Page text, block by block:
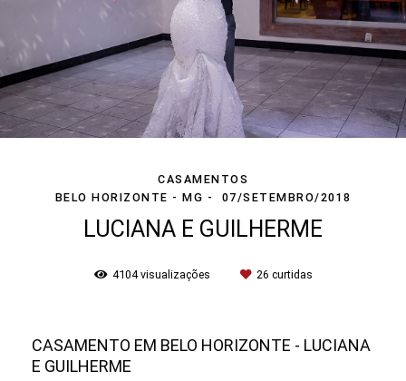
CASAMENTOS
BELO HORIZONTE - MG
07/SETEMBRO/2018
LUCIANA E GUILHERME
4104visualizações 26 curtidas
CASAMENTO EM BELO HORIZONTE - LUCIANA
E GUILHERME